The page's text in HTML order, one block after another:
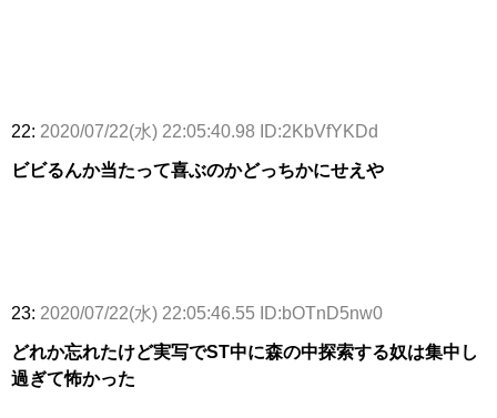
22: 2020/07/22(水) 22:05:40.98 ID:2KbVfYKDd
ビビるんか当たって喜ぶのかどっちかにせえや
23: 2020/07/22(水) 22:05:46.55 ID:bOTnD5nw0
どれか忘れたけど実写でST中に森の中探索する奴は集中し
過ぎて怖かった